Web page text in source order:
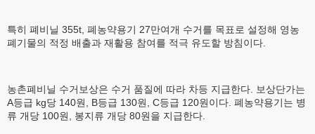
특히 폐비닐 355t, 폐농약용기 27만여개 수거를 목표로 설정해 영농
폐기물의 적정 배출과 재활용 참여를 적극 유도할 방침이다.
농촌폐비닐 수거보상은 수거 품질에 따라 차등 지급한다. 보상단가는
A등급 kg당 140원, B등급 130원, C등급 120원이다. 폐농약용기는 병
류 개당 100원, 봉지류 개당 80원을 지급한다.